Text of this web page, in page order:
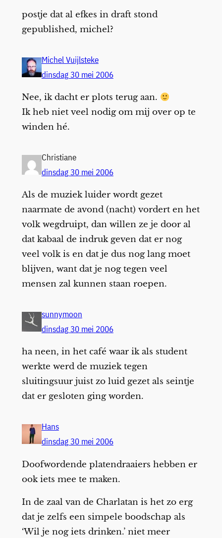
postje dat al efkes in draft stond
gepublished, michel?
Michel Vuijlsteke
dinsdag 30 mei 2006
Nee, ik dacht er plots terug aan.
Ik heb niet veel nodig om mij over op te
winden hé.
Christiane
dinsdag 30 mei 2006
Als de muziek luider wordt gezet
naarmate de avond (nacht) vordert en het
volk wegdruipt, dan willen ze je door al
dat kabaal de indruk geven dat er nog
veel volk is en dat je dus nog lang moet
blijven, want dat je nog tegen veel
mensen zal kunnen staan roepen.
sunnymoon
dinsdag 30 mei 2006
ha neen, in het café waar ik als student
werkte werd de muziek tegen
sluitingsuur juist zo luid gezet als seintje
dat er gesloten ging worden.
Hans
dinsdag 30 mei 2006
Doofwordende platendraaiers hebben er
ook iets mee te maken.
In de zaal van de Charlatan is het zo erg
dat je zelfs een simpele boodschap als
‘Wil je nog iets drinken.’ niet meer